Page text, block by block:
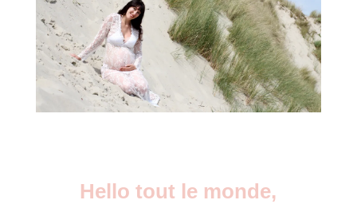
Hello tout le monde,